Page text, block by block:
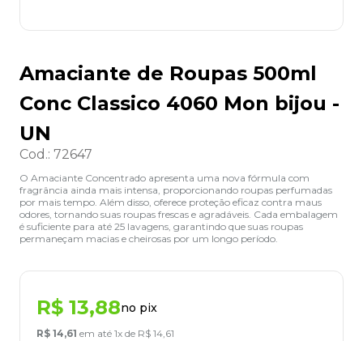
Amaciante de Roupas 500ml
Conc Classico 4060 Mon bijou -
UN
Cod.: 72647
O Amaciante Concentrado apresenta uma nova fórmula com
fragrância ainda mais intensa, proporcionando roupas perfumadas
por mais tempo. Além disso, oferece proteção eficaz contra maus
odores, tornando suas roupas frescas e agradáveis. Cada embalagem
é suficiente para até 25 lavagens, garantindo que suas roupas
permaneçam macias e cheirosas por um longo período.
R$ 13,88no pix
R$ 14,61 em até 1x de R$ 14,61